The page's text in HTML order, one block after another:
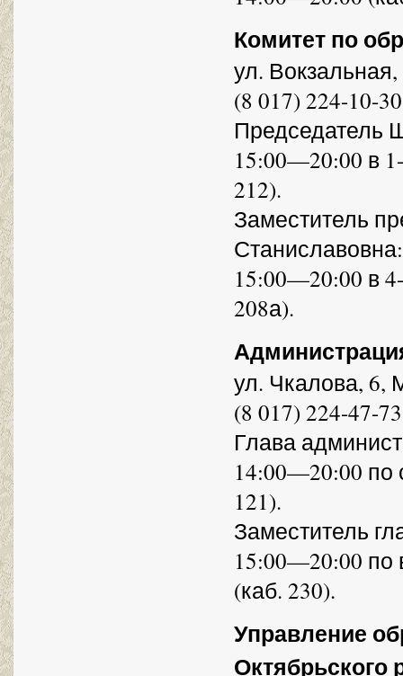
Комитет по
ул. Вокзальная,
(8 017) 224-10-
Председатель
15:00—20:00 в
212).
Заместитель
Станиславовна:
15:00—20:00 в
208а).
ул. Чкалова, 6,
(8 017) 224-47-
Глава
14:00—20:00 по
121).
Заместитель
15:00—20:00 по
(каб. 230).
Управление
Октябрьского